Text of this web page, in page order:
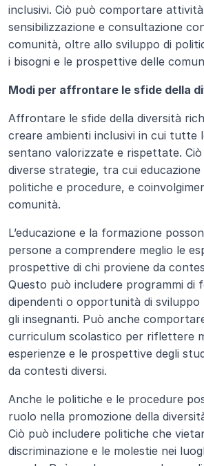
inclusivi. Ciò può comportare attività
sensibilizzazione e consultazione
comunità, oltre allo sviluppo di
i bisogni e le prospettive delle
Modi per affrontare le sfide della
Affrontare le sfide della diversità
creare ambienti inclusivi in cui tutte
sentano valorizzate e rispettate.
diverse strategie, tra cui
politiche e procedure, e
comunità.
L’educazione e la formazione
persone a comprendere meglio le
prospettive di chi proviene da
Questo può includere programmi di
dipendenti o opportunità di
gli insegnanti. Può anche
curriculum scolastico per riflettere
esperienze e le prospettive degli
da contesti diversi.
Anche le politiche e le procedure
ruolo nella promozione della
Ciò può includere politiche che
discriminazione e le molestie nei